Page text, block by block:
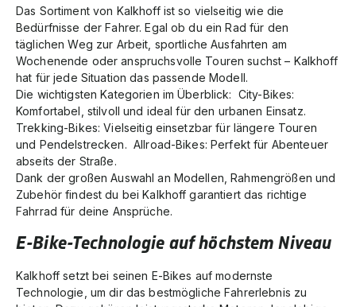
Das Sortiment von Kalkhoff ist so vielseitig wie die
Bedürfnisse der Fahrer. Egal ob du ein Rad für den
täglichen Weg zur Arbeit, sportliche Ausfahrten am
Wochenende oder anspruchsvolle Touren suchst – Kalkhoff
hat für jede Situation das passende Modell.
Die wichtigsten Kategorien im Überblick: City-Bikes:
Komfortabel, stilvoll und ideal für den urbanen Einsatz.
Trekking-Bikes: Vielseitig einsetzbar für längere Touren
und Pendelstrecken. Allroad-Bikes: Perfekt für Abenteuer
abseits der Straße.
Dank der großen Auswahl an Modellen, Rahmengrößen und
Zubehör findest du bei Kalkhoff garantiert das richtige
Fahrrad für deine Ansprüche.
E-Bike-Technologie auf höchstem Niveau
Kalkhoff setzt bei seinen E-Bikes auf modernste
Technologie, um dir das bestmögliche Fahrerlebnis zu